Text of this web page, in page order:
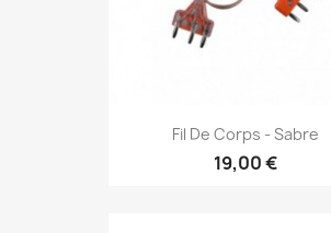
Fil De Corps - Sabre
19,00 €